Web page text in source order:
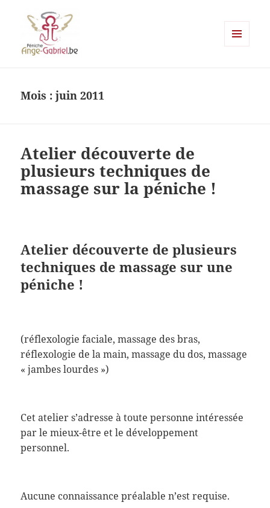
Mois :juin 2011
Atelier découverte de
plusieurs techniques de
massage sur la péniche !
Atelier découverte de plusieurs
techniques de massage sur une
péniche !
(réflexologie faciale, massage des bras,
réflexologie de la main, massage du dos, massage
« jambes lourdes »)
Cet atelier s’adresse à toute personne intéressée
par le mieux-être et le développement
personnel.
Aucune connaissance préalable n’est requise.